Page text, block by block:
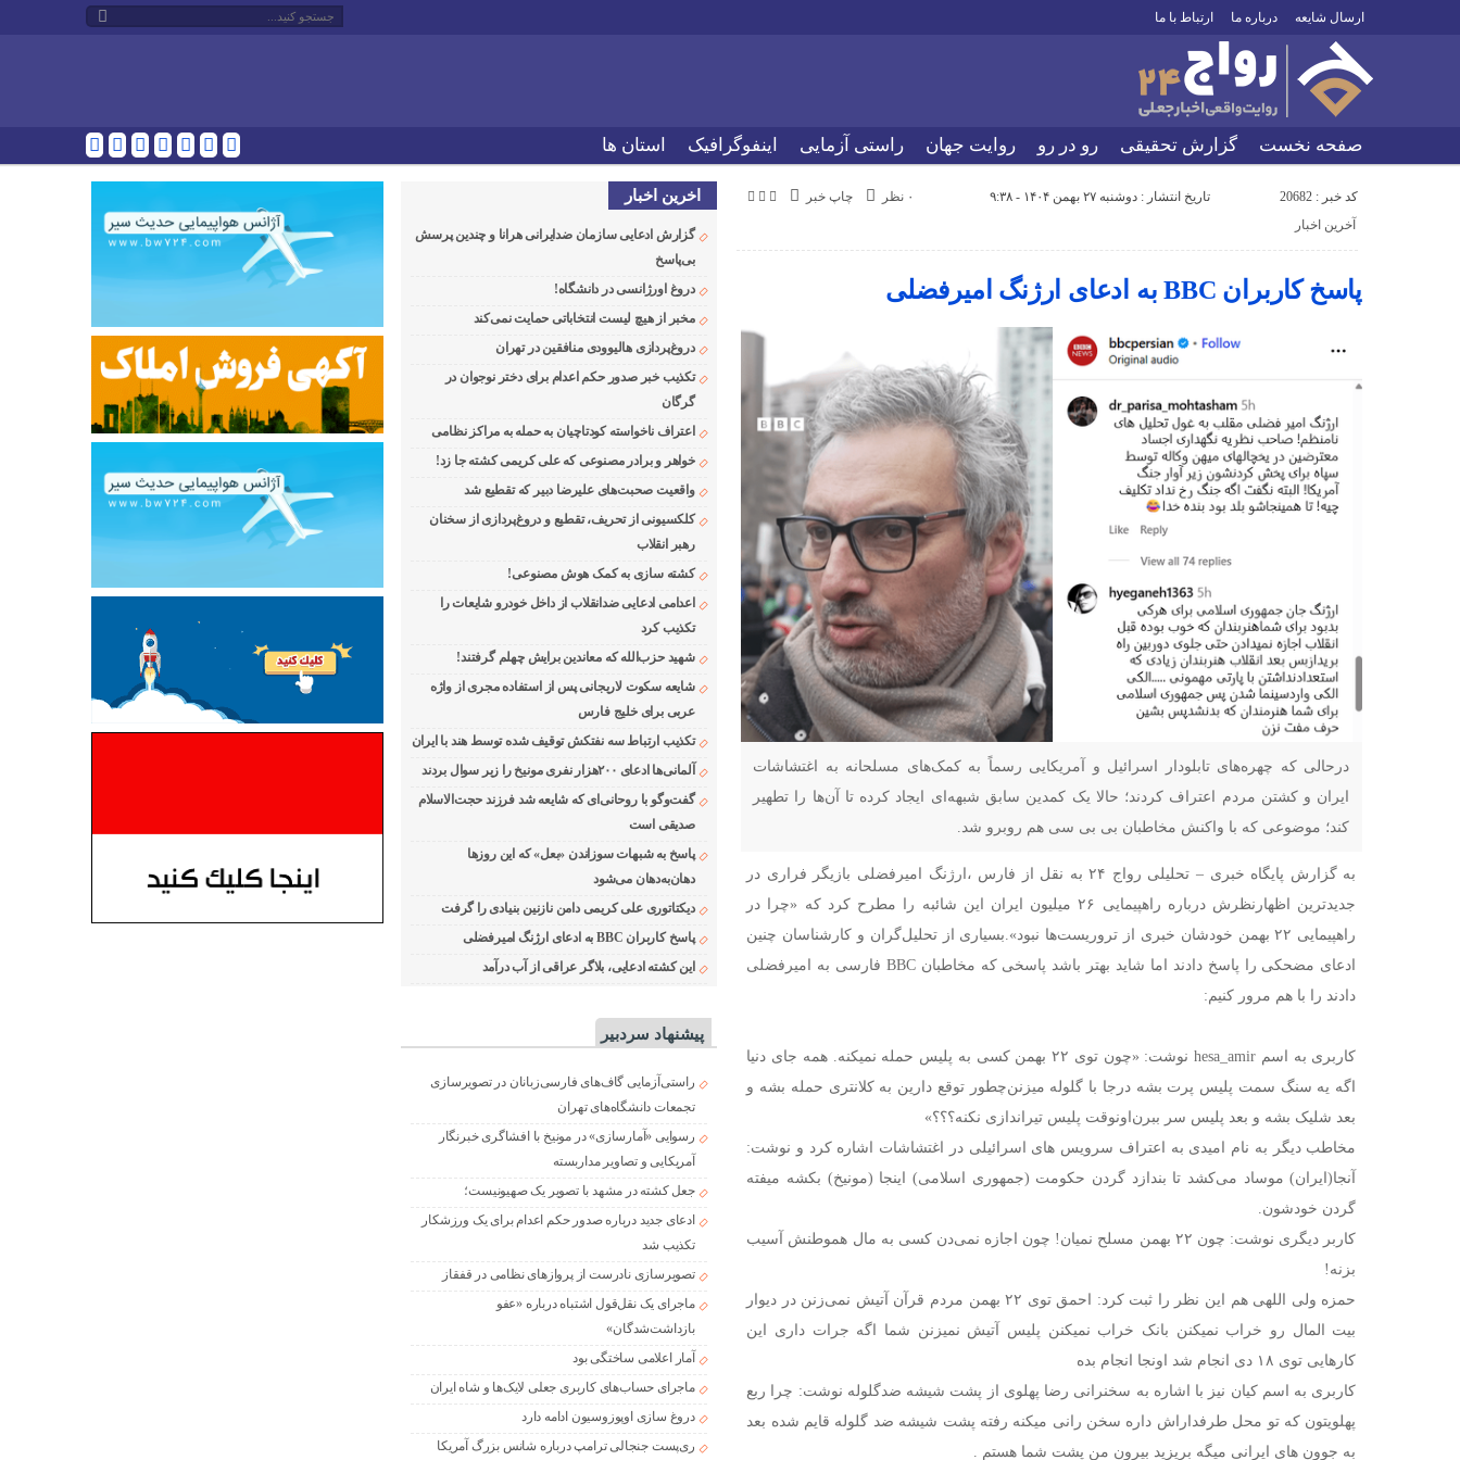
ارسال شایعه درباره ما ارتباط با ما
صفحه نخست گزارش تحقیقی رو در رو روایت جهان راستی آزمایی اینفوگرافیک استان ها
کد خبر : 20682 تاریخ انتشار : دوشنبه ۲۷ بهمن ۱۴۰۴ - ۹:۳۸ چاپ خبر
۰ نظر
آخرین اخبار
پاسخ کاربران BBC به ادعای ارژنگ امیرفضلی
درحالی که چهره‌های تابلودار اسرائیل و آمریکایی رسماً به کمک‌های مسلحانه به اغتشاشات
ایران و کشتن مردم اعتراف کردند؛ حالا یک کمدین سابق شبهه‌ای ایجاد کرده تا آن‌ها را تطهیر
کند؛ موضوعی که با واکنش مخاطبان بی بی سی هم روبرو شد.
به گزارش پایگاه خبری – تحلیلی رواج ۲۴ به نقل از فارس ،
ارژنگ امیرفضلی بازیگر فراری در
جدیدترین اظهارنظرش درباره راهپیمایی ۲۶ میلیون ایران این شائبه را مطرح کرد که «چرا در
راهپیمایی ۲۲ بهمن خودشان خبری از تروریست‌ها نبود».
بسیاری از تحلیل‌گران و کارشناسان چنین
ادعای مضحکی را پاسخ دادند اما شاید بهتر باشد پاسخی که مخاطبان BBC فارسی به امیرفضلی
دادند را با هم مرور کنیم:
کاربری به اسم hesa_amir نوشت: «چون توی ۲۲ بهمن کسی به پلیس حمله نمیکنه. همه جای دنیا
اگه یه سنگ سمت پلیس پرت بشه درجا با گلوله میزننچطور توقع دارین به کلانتری حمله بشه و
بعد شلیک بشه و بعد پلیس سر ببرناونوقت پلیس تیراندازی نکنه؟؟؟»
مخاطب دیگر به نام امیدی به اعتراف سرویس های اسرائیلی در اغتشاشات اشاره کرد و نوشت:
آنجا(ایران) موساد می‌کشد تا بندازد گردن حکومت (جمهوری اسلامی) اینجا (مونیخ) بکشه میفته
گردن خودشون.
کاربر دیگری نوشت: چون ۲۲ بهمن مسلح نمیان! چون اجازه نمی‌دن کسی به مال هموطنش آسیب
بزنه!
حمزه ولی اللهی هم این نظر را ثبت کرد: احمق توی ۲۲ بهمن مردم قرآن آتیش نمی‌زنن در دیوار
بیت المال رو خراب نمیکنن بانک خراب نمیکنن پلیس آتیش نمیزنن شما اگه جرات داری این
کارهایی توی ۱۸ دی انجام شد اونجا انجام بده
کاربری به اسم کیان نیز با اشاره به سخنرانی رضا پهلوی از پشت شیشه ضدگلوله نوشت: چرا ربع
پهلویتون که تو محل طرفداراش داره سخن رانی میکنه رفته پشت شیشه ضد گلوله قایم شده بعد
به جوون های ایرانی میگه بریزید بیرون من پشت شما هستم .
اخرین اخبار
گزارش ادعایی سازمان ضدایرانی هرانا و چندین پرسش
بی‌پاسخ
دروغ اورژانسی در دانشگاه!
مخبر از هیچ لیست انتخاباتی حمایت نمی‌کند
دروغ‌پردازی هالیوودی منافقین در تهران
تکذیب خبر صدور حکم اعدام برای دختر نوجوان در
گرگان
اعتراف ناخواسته کودتاچیان به حمله به مراکز نظامی
خواهر و برادر مصنوعی که علی کریمی کشته جا زد!
واقعیت صحبت‌های علیرضا دبیر که تقطیع شد
کلکسیونی از تحریف، تقطیع و دروغ‌پردازی از سخنان
رهبر انقلاب
کشته سازی به کمک هوش مصنوعی!
اعدامی ادعایی ضدانقلاب از داخل خودرو شایعات را
تکذیب کرد
شهید حزب‌الله که معاندین برایش چهلم گرفتند!
شایعه سکوت لاریجانی پس از استفاده مجری از واژه
عربی برای خلیج فارس
تکذیب ارتباط سه نفتکش توقیف شده توسط هند با ایران
آلمانی‌ها ادعای ۲۰۰هزار نفری مونیخ را زیر سوال بردند
گفت‌وگو با روحانی‌ای که شایعه شد فرزند حجت‌الاسلام
صدیقی است
پاسخ به شبهات سوزاندن «بعل» که این روزها
دهان‌به‌دهان می‌شود
دیکتاتوری علی کریمی دامن نازنین بنیادی را گرفت
پاسخ کاربران BBC به ادعای ارژنگ امیرفضلی
این کشته ادعایی، بلاگر عراقی از آب درآمد
پیشنهاد سردبیر
راستی‌آزمایی گاف‌های فارسی‌زبانان در تصویرسازی
تجمعات دانشگاه‌های تهران
رسوایی «آمارسازی» در مونیخ با افشاگری خبرنگار
آمریکایی و تصاویر مداربسته
جعل کشته در مشهد با تصویر یک صهیونیست؛
ادعای جدید درباره صدور حکم اعدام برای یک ورزشکار
تکذیب شد
تصویرسازی نادرست از پروازهای نظامی در قفقاز
ماجرای یک نقل‌قول اشتباه درباره «عفو
بازداشت‌شدگان»
آمار اعلامی ساختگی بود
ماجرای حساب‌های کاربری جعلی لایک‌ها و شاه ایران
دروغ سازی اوپوزوسیون ادامه دارد
ری‌پست جنجالی ترامپ درباره شانس بزرگ آمریکا